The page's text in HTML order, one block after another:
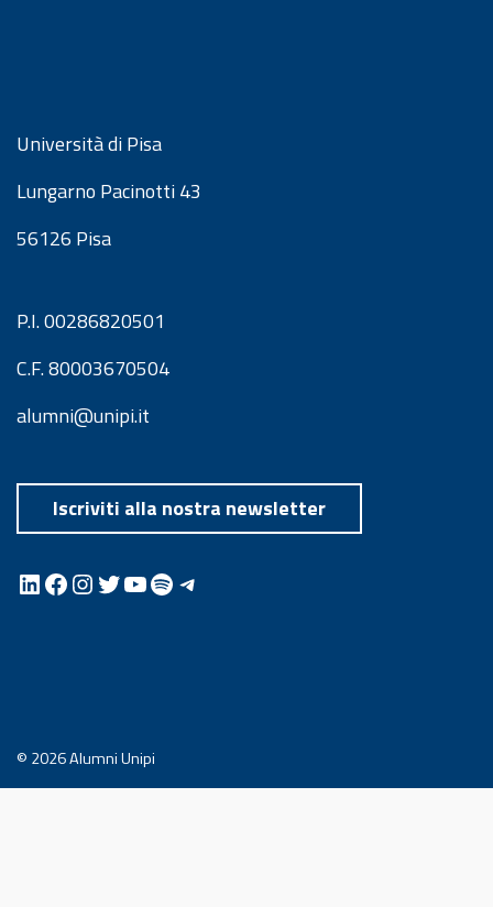
Università di Pisa
Lungarno Pacinotti 43
56126 Pisa
P.I. 00286820501
C.F. 80003670504
alumni@unipi.it
Iscriviti alla nostra newsletter
LinkedIn Facebook Instagram Twitter YouTube Spotify Telegram
© 2026Alumni Unipi